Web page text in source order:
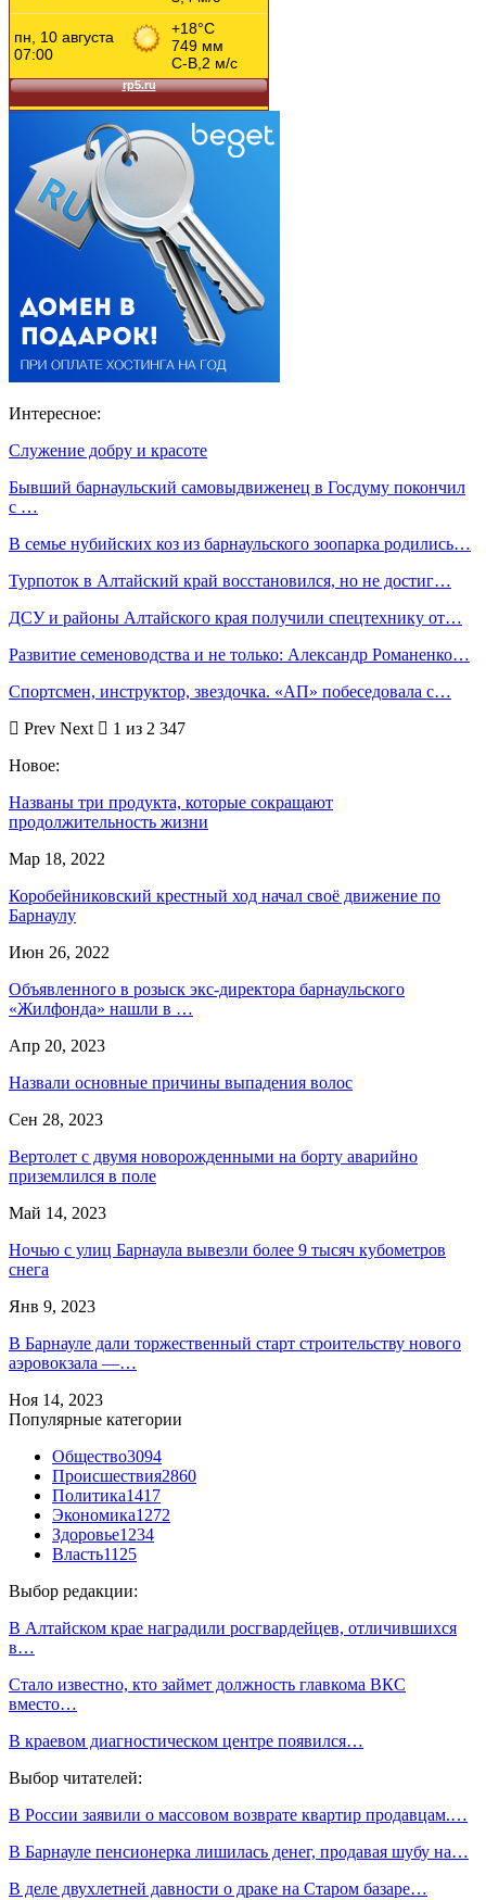
Интересное:
Служение добру и красоте
Бывший барнаульский самовыдвиженец в Госдуму покончил
с …
В семье нубийских коз из барнаульского зоопарка родились…
Турпоток в Алтайский край восстановился, но не достиг…
ДСУ и районы Алтайского края получили спецтехнику от…
Развитие семеноводства и не только: Александр Романенко…
Спортсмен, инструктор, звездочка. «АП» побеседовала с…
Prev Next
1 из 2 347
Новое:
Названы три продукта, которые сокращают
продолжительность жизни
Мар 18, 2022
Коробейниковский крестный ход начал своё движение по
Барнаулу
Июн 26, 2022
Объявленного в розыск экс-директора барнаульского
«Жилфонда» нашли в …
Апр 20, 2023
Назвали основные причины выпадения волос
Сен 28, 2023
Вертолет с двумя новорожденными на борту аварийно
приземлился в поле
Май 14, 2023
Ночью с улиц Барнаула вывезли более 9 тысяч кубометров
снега
Янв 9, 2023
В Барнауле дали торжественный старт строительству нового
аэровокзала —…
Ноя 14, 2023
Популярные категории
Общество3094
Происшествия2860
Политика1417
Экономика1272
Здоровье1234
Власть1125
Выбор редакции:
В Алтайском крае наградили росгвардейцев, отличившихся
в…
Стало известно, кто займет должность главкома ВКС
вместо…
В краевом диагностическом центре появился…
Выбор читателей:
В России заявили о массовом возврате квартир продавцам.…
В Барнауле пенсионерка лишилась денег, продавая шубу на…
В деле двухлетней давности о драке на Старом базаре…